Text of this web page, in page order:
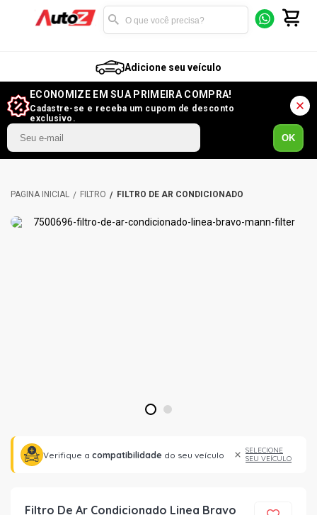
Adicione seu veículo
ECONOMIZE EM SUA PRIMEIRA COMPRA!
Cadastre-se e receba um cupom de desconto
exclusivo.
OK
FILTRO FILTRO DE AR CONDICIONADO
1 2
Verifique a compatibilidade do seu veículo
SELECIONE
SEU VEÍCULO
Filtro De Ar Condicionado Linea Bravo